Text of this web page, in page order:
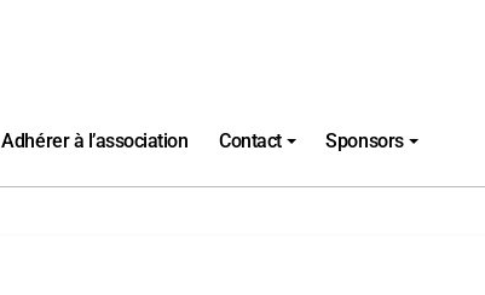
Adhérer à l’association Contact Sponsors